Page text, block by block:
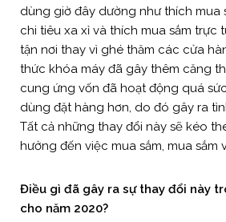
dùng giờ đây dường như thích mua
chi tiêu xa xỉ và thích mua sắm trực
tận nơi thay vì ghé thăm các cửa
thức khóa máy đã gây thêm căng
cung ứng vốn đã hoạt động quá
dùng đặt hàng hơn, do đó gây ra
Tất cả những thay đổi này sẽ kéo
hưởng đến việc mua sắm, mua sắm
Điều gì đã gây ra sự thay đổi này
cho năm 2020?